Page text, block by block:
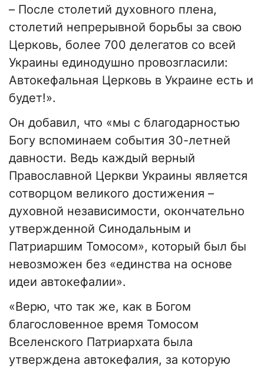
– После столетий духовного плена,
столетий непрерывной борьбы за свою
Церковь, более 700 делегатов со всей
Украины единодушно провозгласили:
Автокефальная Церковь в Украине есть и
будет!».
Он добавил, что «мы с благодарностью
Богу вспоминаем события 30-летней
давности. Ведь каждый верный
Православной Церкви Украины является
сотворцом великого достижения –
духовной независимости, окончательно
утвержденной Синодальным и
Патриаршим Томосом», который был бы
невозможен без «единства на основе
идеи автокефалии».
«Верю, что так же, как в Богом
благословенное время Томосом
Вселенского Патриархата была
утверждена автокефалия, за которую